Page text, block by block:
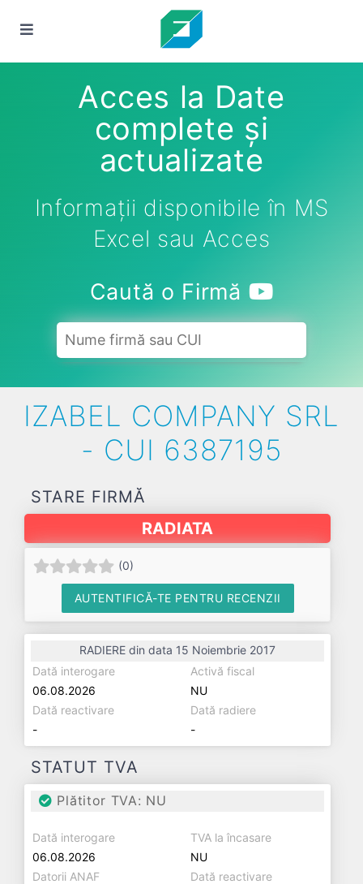
Acces la Date
complete și
actualizate
Informații disponibile în MS
Excel sau Acces
Caută o Firmă
IZABEL COMPANY SRL
- CUI 6387195
STARE FIRMĂ
RADIATA
(0)
AUTENTIFICĂ-TE PENTRU RECENZII
RADIERE din data 15 Noiembrie 2017
Dată interogare
06.08.2026
Activă fiscal
NU
Dată reactivare
-
Dată radiere
-
STATUT TVA
Plătitor TVA: NU
Dată interogare
06.08.2026
TVA la încasare
NU
Datorii ANAF
Dată reactivare